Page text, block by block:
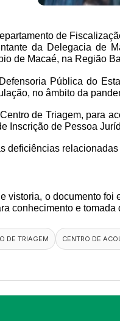
de
da Delegacia de
de Macaé, na Região
Pública do
no âmbito da
de Triagem, para
Inscrição de Pessoa
deficiências
vistoria, o documento
conhecimento e tomada
DE TRIAGEM CENTRO DE